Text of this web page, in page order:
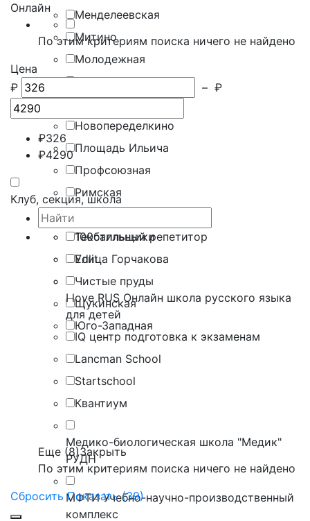
Менделеевская
Митино
Молодежная
Некрасовка
Новопеределкино
Площадь Ильича
Профсоюзная
Римская
Текстильщики
Улица Горчакова
Чистые пруды
Щукинская
Юго-Западная
Онлайн
По этим критериям поиска ничего не найдено
Цена
₽
– ₽
₽326
₽4290
Клуб, секция, школа
100балльный репетитор
Edlit
I love RUS Онлайн школа русского языка
для детей
IQ центр подготовка к экзаменам
Lancman School
Startschool
Квантиум
Медико-биологическая школа "Медик"
РУДН
МФТИ Учебно-научно-производственный
комплекс
Еще (8)Закрыть
По этим критериям поиска ничего не найдено
Сбросить Показать (39)